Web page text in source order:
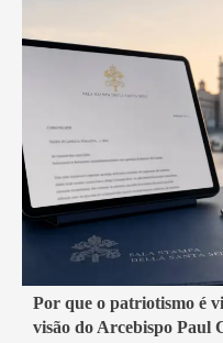
3 min read
Mundo
Por que o patriotismo é
visão do Arcebispo Paul